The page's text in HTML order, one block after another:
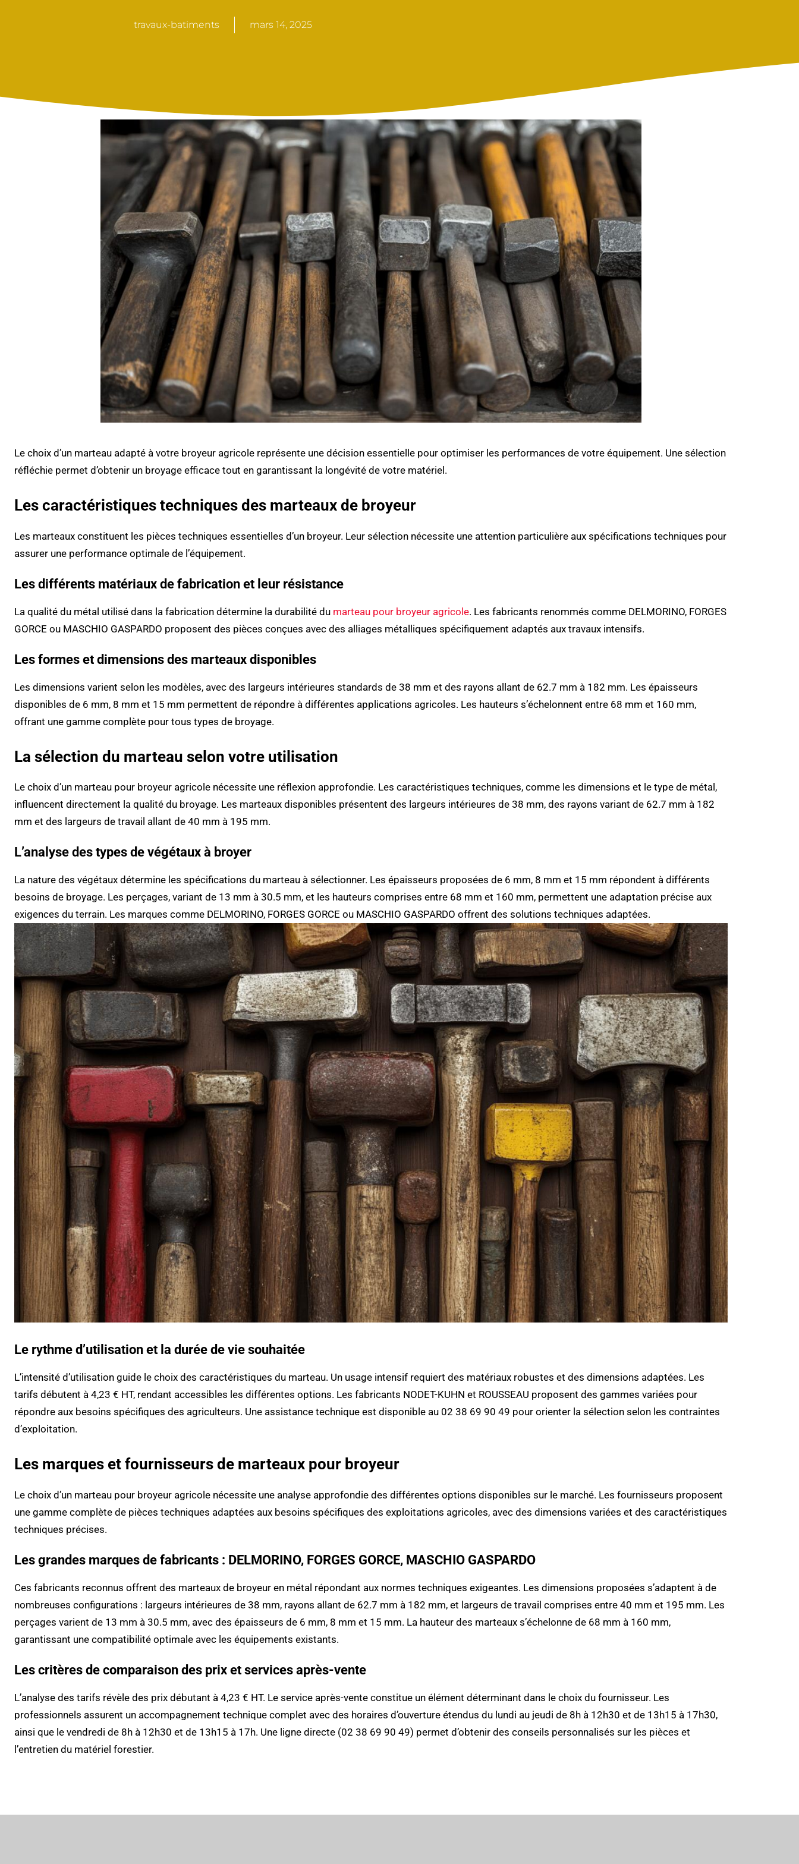
travaux-batiments mars 14, 2025
Le choix d’un marteau adapté à votre broyeur agricole représente une décision essentielle pour optimiser les performances de votre équipement. Une sélection
réfléchie permet d’obtenir un broyage efficace tout en garantissant la longévité de votre matériel.
Les caractéristiques techniques des marteaux de broyeur
Les marteaux constituent les pièces techniques essentielles d’un broyeur. Leur sélection nécessite une attention particulière aux spécifications techniques pour
assurer une performance optimale de l’équipement.
Les différents matériaux de fabrication et leur résistance
La qualité du métal utilisé dans la fabrication détermine la durabilité du marteau pour broyeur agricole. Les fabricants renommés comme DELMORINO, FORGES
GORCE ou MASCHIO GASPARDO proposent des pièces conçues avec des alliages métalliques spécifiquement adaptés aux travaux intensifs.
Les formes et dimensions des marteaux disponibles
Les dimensions varient selon les modèles, avec des largeurs intérieures standards de 38 mm et des rayons allant de 62.7 mm à 182 mm. Les épaisseurs
disponibles de 6 mm, 8 mm et 15 mm permettent de répondre à différentes applications agricoles. Les hauteurs s’échelonnent entre 68 mm et 160 mm,
offrant une gamme complète pour tous types de broyage.
La sélection du marteau selon votre utilisation
Le choix d’un marteau pour broyeur agricole nécessite une réflexion approfondie. Les caractéristiques techniques, comme les dimensions et le type de métal,
influencent directement la qualité du broyage. Les marteaux disponibles présentent des largeurs intérieures de 38 mm, des rayons variant de 62.7 mm à 182
mm et des largeurs de travail allant de 40 mm à 195 mm.
L’analyse des types de végétaux à broyer
La nature des végétaux détermine les spécifications du marteau à sélectionner. Les épaisseurs proposées de 6 mm, 8 mm et 15 mm répondent à différents
besoins de broyage. Les perçages, variant de 13 mm à 30.5 mm, et les hauteurs comprises entre 68 mm et 160 mm, permettent une adaptation précise aux
exigences du terrain. Les marques comme DELMORINO, FORGES GORCE ou MASCHIO GASPARDO offrent des solutions techniques adaptées.
Le rythme d’utilisation et la durée de vie souhaitée
L’intensité d’utilisation guide le choix des caractéristiques du marteau. Un usage intensif requiert des matériaux robustes et des dimensions adaptées. Les
tarifs débutent à 4,23 € HT, rendant accessibles les différentes options. Les fabricants NODET-KUHN et ROUSSEAU proposent des gammes variées pour
répondre aux besoins spécifiques des agriculteurs. Une assistance technique est disponible au 02 38 69 90 49 pour orienter la sélection selon les contraintes
d’exploitation.
Les marques et fournisseurs de marteaux pour broyeur
Le choix d’un marteau pour broyeur agricole nécessite une analyse approfondie des différentes options disponibles sur le marché. Les fournisseurs proposent
une gamme complète de pièces techniques adaptées aux besoins spécifiques des exploitations agricoles, avec des dimensions variées et des caractéristiques
techniques précises.
Les grandes marques de fabricants : DELMORINO, FORGES GORCE, MASCHIO GASPARDO
Ces fabricants reconnus offrent des marteaux de broyeur en métal répondant aux normes techniques exigeantes. Les dimensions proposées s’adaptent à de
nombreuses configurations : largeurs intérieures de 38 mm, rayons allant de 62.7 mm à 182 mm, et largeurs de travail comprises entre 40 mm et 195 mm. Les
perçages varient de 13 mm à 30.5 mm, avec des épaisseurs de 6 mm, 8 mm et 15 mm. La hauteur des marteaux s’échelonne de 68 mm à 160 mm,
garantissant une compatibilité optimale avec les équipements existants.
Les critères de comparaison des prix et services après-vente
L’analyse des tarifs révèle des prix débutant à 4,23 € HT. Le service après-vente constitue un élément déterminant dans le choix du fournisseur. Les
professionnels assurent un accompagnement technique complet avec des horaires d’ouverture étendus du lundi au jeudi de 8h à 12h30 et de 13h15 à 17h30,
ainsi que le vendredi de 8h à 12h30 et de 13h15 à 17h. Une ligne directe (02 38 69 90 49) permet d’obtenir des conseils personnalisés sur les pièces et
l’entretien du matériel forestier.